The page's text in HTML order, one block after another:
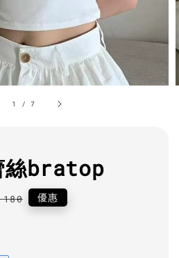
1 /7
絲bratop
優惠